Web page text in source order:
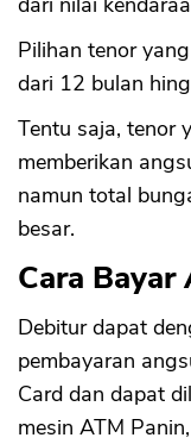
Pilihan tenor
dari 12 bulan
Tentu saja, tenor
memberikan
namun total
besar.
Cara Bayar
Debitur dapat
pembayaran
Card dan dapat
mesin ATM